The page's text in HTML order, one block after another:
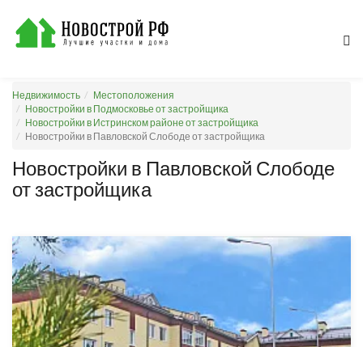
Недвижимость
Местоположения
Новостройки в Подмосковье от застройщика
Новостройки в Истринском районе от застройщика
Новостройки в Павловской Слободе от застройщика
Новостройки в Павловской Слободе
от застройщика